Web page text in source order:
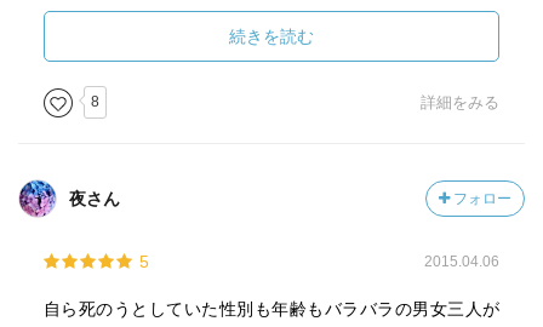
しみを抱えたまま、どうにか生きている状態でした。
物語は、由人、野乃花、正子それぞれの過去が、1章ずつ丁
寧に書かれ、終章である現在につながっていきます。
いる感覚が強くなり、しんどくて苦しくなっていきまし
た。
著)や「アニバーサリー」(窪美澄・著)のときに感じたもの
と似ていました。
続きを読む
8 詳細をみる
夜さん フォロー
5 2015.04.06
自ら死のうとしていた性別も年齢もバラバラの男女三人が